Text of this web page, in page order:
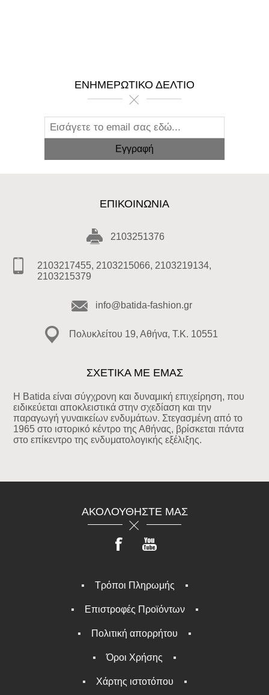
ΕΝΗΜΕΡΩΤΙΚΌ ΔΕΛΤΊΟ
ΕΠΙΚΟΙΝΩΝΊΑ
2103251376
2103217455, 2103215066, 2103219134,
2103215379
info@batida-fashion.gr
Πολυκλείτου 19, Αθήνα, T.K. 10551
ΣΧΕΤΙΚΑ ΜΕ ΕΜΑΣ
Η Batida είναι σύγχρονη και δυναμική επιχείρηση, που
ειδικεύεται αποκλειστικά στην σχεδίαση και την
παραγωγή γυναικείων ενδυμάτων. Στεγασμένη από το
1965 στο ιστορικό κέντρο της Αθήνας, βρίσκεται πάντα
στο επίκεντρο της ενδυματολογικής εξέλιξης.
ΑΚΟΛΟΥΘΉΣΤΕ ΜΑΣ
Τρόποι Πληρωμής
Επιστροφές Προϊόντων
Πολιτική απορρήτου
Όροι Χρήσης
Χάρτης ιστοτόπου